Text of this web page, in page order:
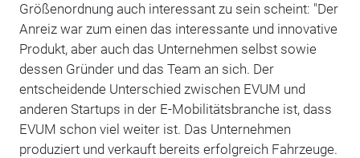
Größenordnung auch interessant zu sein scheint: "Der
Anreiz war zum einen das interessante und innovative
Produkt, aber auch das Unternehmen selbst sowie
dessen Gründer und das Team an sich. Der
entscheidende Unterschied zwischen EVUM und
anderen Startups in der E-Mobilitätsbranche ist, dass
EVUM schon viel weiter ist. Das Unternehmen
produziert und verkauft bereits erfolgreich Fahrzeuge.